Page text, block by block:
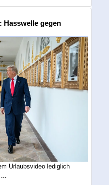
Hasswelle gegen
Urlaubsvideo lediglich